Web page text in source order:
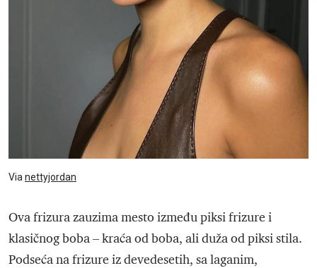
Via nettyjordan
Ova frizura zauzima mesto između piksi frizure i
klasičnog boba – kraća od boba, ali duža od piksi stila.
Podseća na frizure iz devedesetih, sa laganim,